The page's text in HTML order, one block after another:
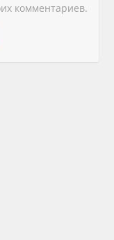
комментариев.